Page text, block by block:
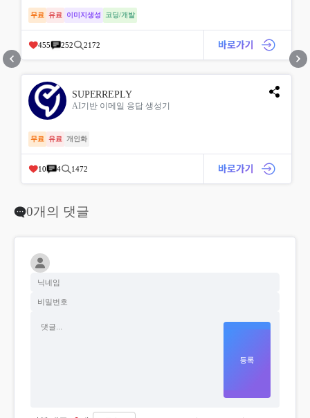
무료 유료 이미지생성 코딩/개발
455 252 2172
SUPERREPLY
AI기반 이메일 응답 생성기
무료 유료 개인화
10 4 1472
0개의 댓글